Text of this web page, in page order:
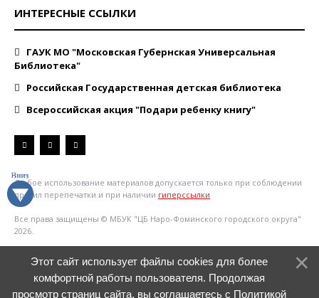
ИНТЕРЕСНЫЕ ССЫЛКИ
ГАУК МО "Московская Губернская Универсальная
Библиотека"
Российская Государственная детская библиотека
Всероссийская акция "Подари ребенку книгу"
Любое использование материалов допускается только при соблюдении
правил перепечатки и при наличии гиперссылки
Все права защищены © МБУК "ЦБ Наро-Фоминского городского округа"
2026.
Этот сайт использует файлы cookies для более
комфортной работы пользователя. Продолжая
просмотр страниц сайта, вы соглашаетесь с Политикой